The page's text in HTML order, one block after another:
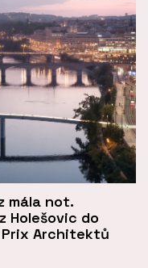
mála not.
Holešovic do
Prix Architektů